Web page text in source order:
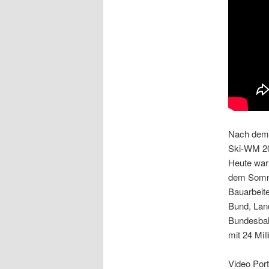
Nach
Ski-WM
Heute
dem
Bund,
mit 24
Video